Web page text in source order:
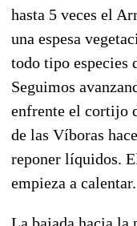
hasta 5 veces el
una espesa
todo tipo especies
Seguimos
enfrente el cortijo
de las Víboras
reponer líquidos.
empieza a calentar.